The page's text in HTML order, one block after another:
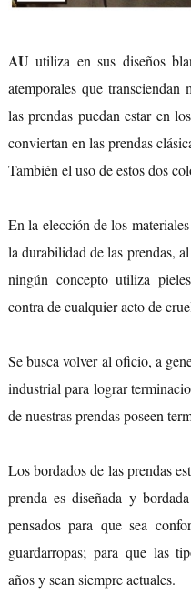
AU utiliza en sus diseños
atemporales que
las prendas puedan estar en
conviertan en las prendas
También el uso de estos dos
En la elección de los
la durabilidad de las prendas,
ningún concepto utiliza
contra de cualquier acto de
Se busca volver al oficio, a
industrial para lograr
de nuestras prendas poseen
Los bordados de las prendas
prenda es diseñada y
pensados para que sea
guardarropas; para que las
años y sean siempre actuales.